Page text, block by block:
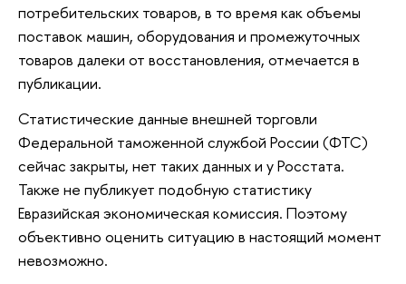
потребительских товаров, в то время как объемы
поставок машин, оборудования и промежуточных
товаров далеки от восстановления, отмечается в
публикации.
Статистические данные внешней торговли
Федеральной таможенной службой России (ФТС)
сейчас закрыты, нет таких данных и у Росстата.
Также не публикует подобную статистику
Евразийская экономическая комиссия. Поэтому
объективно оценить ситуацию в настоящий момент
невозможно.